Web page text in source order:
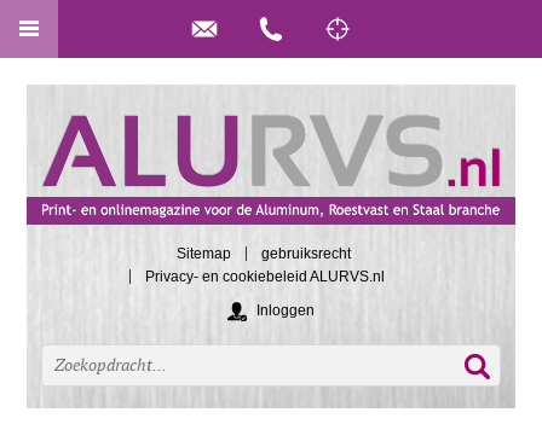
Sitemap
gebruiksrecht
Privacy- en cookiebeleid ALURVS.nl
Inloggen